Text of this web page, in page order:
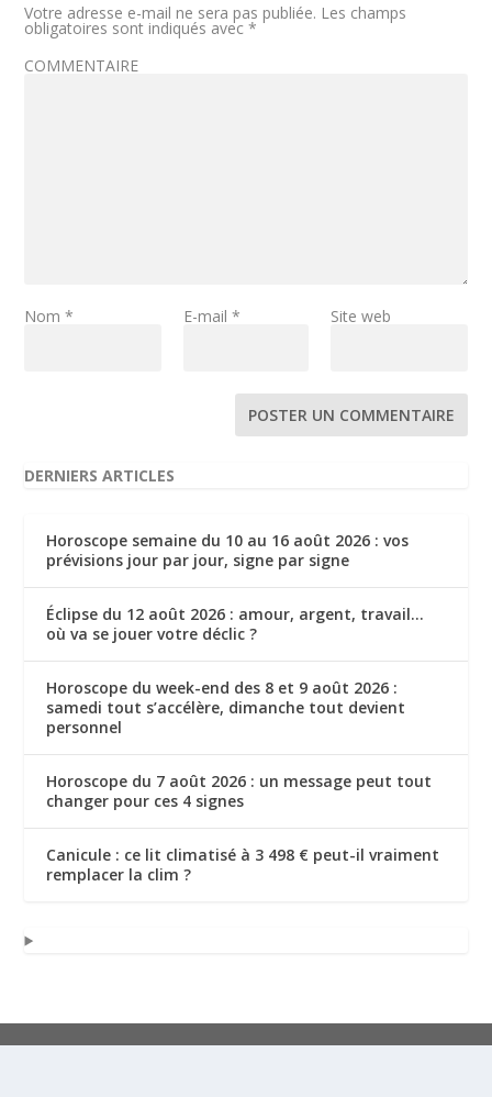
Votre adresse e-mail ne sera pas publiée. Les champs
obligatoires sont indiqués avec*
COMMENTAIRE
Nom* E-mail * Site web
DERNIERS ARTICLES
Horoscope semaine du 10 au 16 août 2026 : vos
prévisions jour par jour, signe par signe
Éclipse du 12 août 2026 : amour, argent, travail…
où va se jouer votre déclic ?
Horoscope du week-end des 8 et 9 août 2026 :
samedi tout s’accélère, dimanche tout devient
personnel
Horoscope du 7 août 2026 : un message peut tout
changer pour ces 4 signes
Canicule : ce lit climatisé à 3 498 € peut-il vraiment
remplacer la clim ?